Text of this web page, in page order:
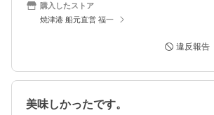
購入したストア
焼津港 船元直営 福一
違反報告
美味しかったです。